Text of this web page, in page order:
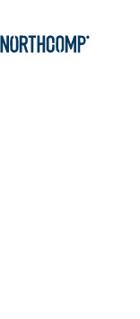
Zur Navigation